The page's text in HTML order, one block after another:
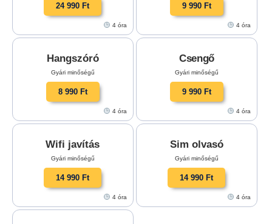
24 990 Ft
4 óra
9 990 Ft
4 óra
Hangszóró
Gyári minőségű
8 990 Ft
4 óra
Csengő
Gyári minőségű
9 990 Ft
4 óra
Wifi javítás
Gyári minőségű
14 990 Ft
4 óra
Sim olvasó
Gyári minőségű
14 990 Ft
4 óra